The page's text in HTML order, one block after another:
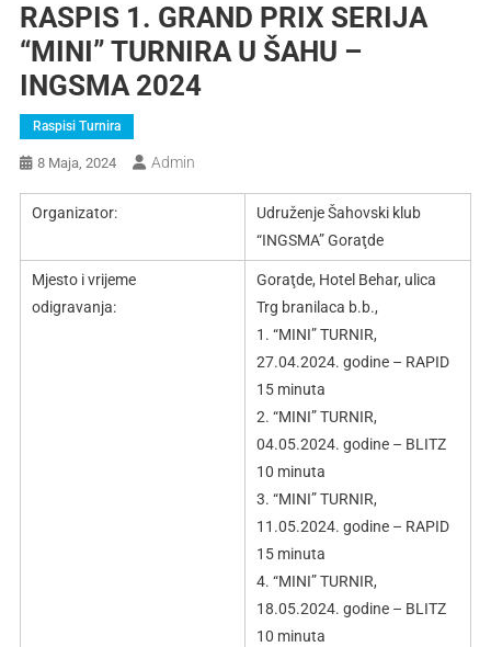
RASPIS 1. GRAND PRIX SERIJA
“MINI” TURNIRA U ŠAHU –
INGSMA 2024
Raspisi Turnira
8 Maja, 2024 Admin
Organizator:
Udruženje Šahovski klub
“INGSMA” Goraţde
Mjesto i vrijeme
odigravanja:
Goraţde, Hotel Behar, ulica
Trg branilaca b.b.,
1. “MINI” TURNIR,
27.04.2024. godine – RAPID
15 minuta
2. “MINI” TURNIR,
04.05.2024. godine – BLITZ
10 minuta
3. “MINI” TURNIR,
11.05.2024. godine – RAPID
15 minuta
4. “MINI” TURNIR,
18.05.2024. godine – BLITZ
10 minuta